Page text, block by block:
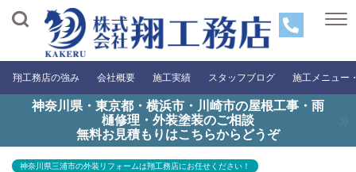
翔工務店の強み 会社概要 施工実績 スタッフブログ 施工メニュー
神奈川県・東京都・横浜市・川崎市の屋根工事・雨
樋修理・外装塗装のご相談
無料お見積もりはこちらからどうぞ
神奈川県三浦市の外装リフォームは翔工務店にお任せください！